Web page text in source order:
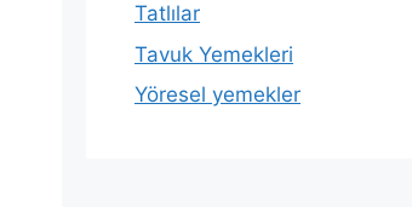
Tatlılar
Tavuk Yemekleri
Yöresel yemekler